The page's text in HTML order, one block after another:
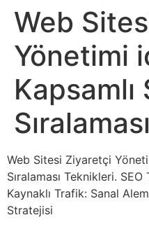
Web
Yönetimi
Kapsamlı
Web Sitesi Ziyaretçi
Sıralaması Teknikleri. SEO
Kaynaklı Trafik: Sanal
Stratejisi